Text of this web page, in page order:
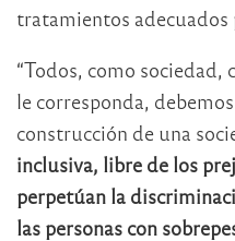
tratamientos adecuados
“Todos, como sociedad,
le corresponda,
construcción de una
inclusiva, libre de los
perpetúan la
las personas con